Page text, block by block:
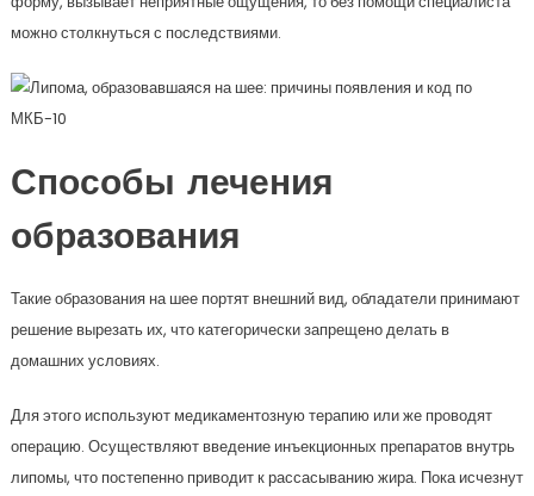
можно столкнуться с последствиями.
Способы лечения
образования
Такие образования на шее портят внешний вид, обладатели принимают
решение вырезать их, что категорически запрещено делать в
домашних условиях.
Для этого используют медикаментозную терапию или же проводят
операцию. Осуществляют введение инъекционных препаратов внутрь
липомы, что постепенно приводит к рассасыванию жира. Пока исчезнут